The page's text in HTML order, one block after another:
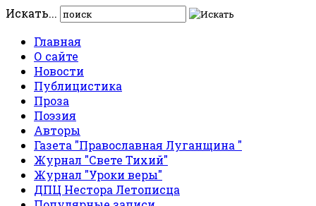
Искать...
Главная
О сайте
Новости
Публицистика
Проза
Поэзия
Авторы
Газета "Православная Луганщина "
Журнал "Свете Тихий"
Журнал "Уроки веры"
ДПЦ Нестора Летописца